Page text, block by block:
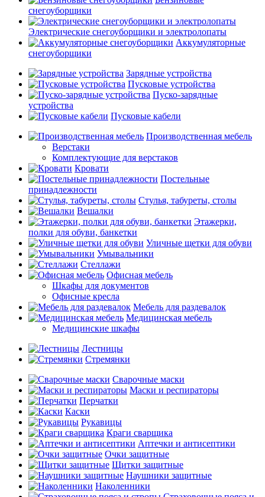
снегоуборщики
Электрические снегоуборщики и электролопаты
Аккумуляторные
снегоуборщики
Зарядные устройства
Пусковые устройства
Пуско-зарядные
устройства
Пусковые кабели
Производственная мебель
Верстаки
Комплектующие для верстаков
Кровати
Постельные
принадлежности
Стулья, табуреты, столы
Вешалки
Этажерки,
полки для обуви, банкетки
Уличные щетки для обуви
Умывальники
Стеллажи
Офисная мебель
Шкафы для документов
Офисные кресла
Мебель для раздевалок
Медицинская мебель
Медицинские шкафы
Лестницы
Стремянки
Сварочные маски
Маски и респираторы
Перчатки
Каски
Рукавицы
Краги сварщика
Аптечки и антисептики
Очки защитные
Щитки защитные
Наушники защитные
Наколенники